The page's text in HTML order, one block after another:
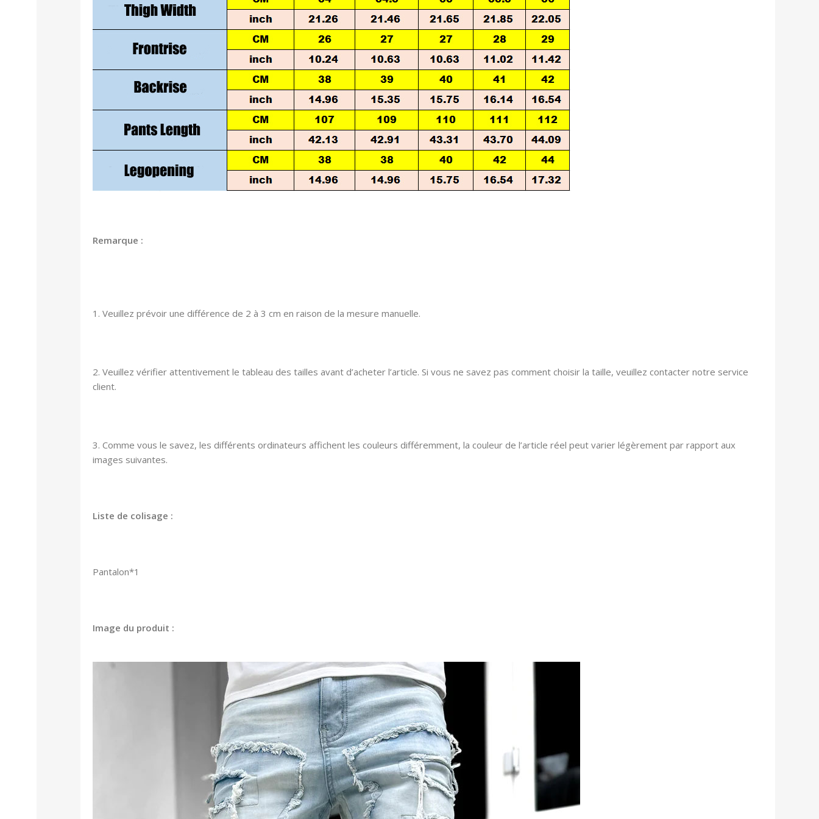
Remarque :
1. Veuillez prévoir une différence de 2 à 3 cm en raison de la mesure manuelle.
2. Veuillez vérifier attentivement le tableau des tailles avant d’acheter l’article. Si vous ne savez pas comment choisir la taille, veuillez contacter notre service
client.
3. Comme vous le savez, les différents ordinateurs affichent les couleurs différemment, la couleur de l’article réel peut varier légèrement par rapport aux
images suivantes.
Liste de colisage :
Pantalon*1
Image du produit :